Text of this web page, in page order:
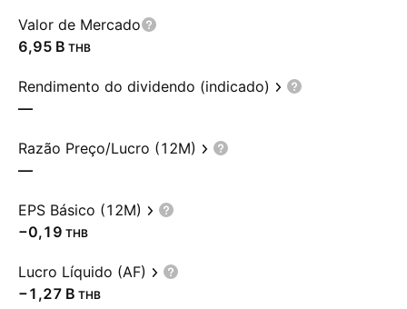
Valor de Mercado
‪6,95 B‬ THB
Rendimento do dividendo (indicado)
—
Razão Preço/Lucro (12M)
—
EPS Básico (12M)
−0,19 THB
Lucro Líquido (AF)
‪−1,27 B‬ THB